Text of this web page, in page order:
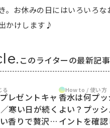
。お休みの日にはいろいろな
かけします♪
このライターの最新記事
る
レゼントキャ
寒い日が続く
香りで贅沢お
How to / 使い方
香水は何プ
よい？プッ
イントを確認